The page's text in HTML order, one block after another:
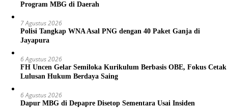
Program MBG di Daerah
7 Agustus 2026
Polisi Tangkap WNA Asal PNG dengan 40 Paket Ganja di
Jayapura
6 Agustus 2026
FH Uncen Gelar Semiloka Kurikulum Berbasis OBE, Fokus Cetak
Lulusan Hukum Berdaya Saing
6 Agustus 2026
Dapur MBG di Depapre Disetop Sementara Usai Insiden